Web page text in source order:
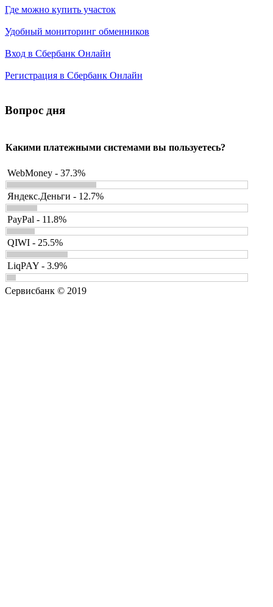
Где можно купить участок
Удобный мониторинг обменников
Вход в Сбербанк Онлайн
Регистрация в Сбербанк Онлайн
Вопрос дня
Какими платежными системами вы пользуетесь?
WebMoney - 37.3%
Яндекс.Деньги - 12.7%
PayPal - 11.8%
QIWI - 25.5%
LiqPAY - 3.9%
Сервисбанк © 2019